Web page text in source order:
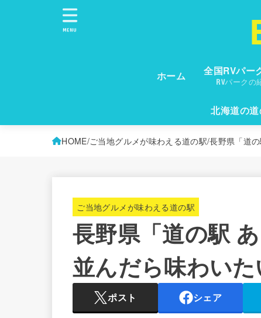
ホーム 全国RVパー
RVパークの
北海道の
MENU
HOME ご当地グルメが味わえる道の駅 長野県「道
ご当地グルメが味わえる道の駅
長野県「道の駅
並んだら味わいた
ポスト シェア